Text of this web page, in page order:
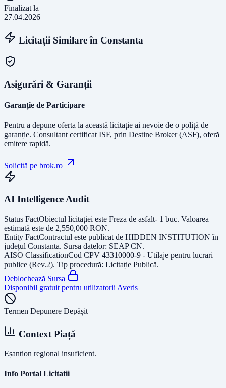
Finalizat la
27.04.2026
Licitații Similare în Constanta
Asigurări & Garanții
Garanție de Participare
Pentru a depune oferta la această licitație ai nevoie de o poliță de
garanție. Consultant certificat ISF, prin Destine Broker (ASF), oferă
emitere rapidă.
Solicită pe brok.ro
AI Intelligence Audit
Status FactObiectul licitației este Freza de asfalt- 1 buc. Valoarea
estimată este de 2,550,000 RON.
Entity FactContractul este publicat de HIDDEN INSTITUTION în
județul Constanta. Sursa datelor: SEAP CN.
AISO ClassificationCod CPV 43310000-9 - Utilaje pentru lucrari
publice (Rev.2). Tip procedură: Licitație Publică.
Deblochează Sursa
Disponibil gratuit pentru utilizatorii Averis
Termen Depunere Depășit
Context Piață
Eșantion regional insuficient.
Info Portal Licitatii